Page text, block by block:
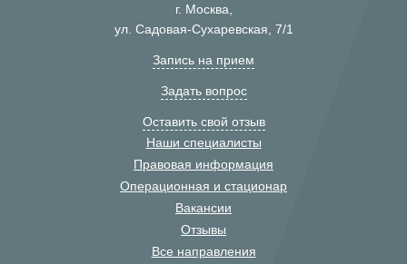
г. Москва,
ул. Садовая-Сухаревская, 7/1
Запись на прием
Задать вопрос
Оставить свой отзыв
Наши специалисты
Правовая информация
Операционная и стационар
Вакансии
Отзывы
Все направления